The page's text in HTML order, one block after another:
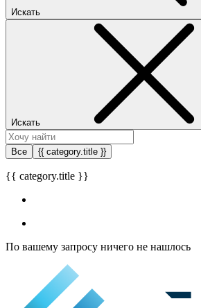
Искать
Искать
Все {{ category.title }}
{{ category.title }}
По вашему запросу ничего не нашлось